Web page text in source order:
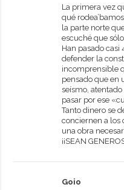
La primera vez
qué
la parte norte
escuché que
Han pasado
defender la
incomprensible
pensado que en
seísmo,
pasar por ese
Tanto dinero se
conciernen a los
una obra
¡¡SEAN
Goio